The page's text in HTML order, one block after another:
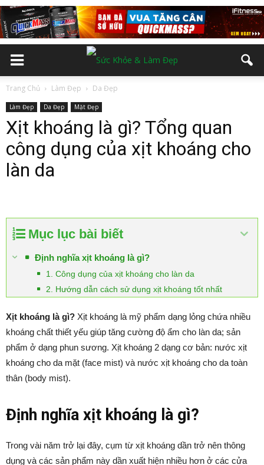
Trang Chủ Làm Đẹp Da Đẹp
Làm Đẹp Da Đẹp Mặt Đẹp
Xịt khoáng là gì? Tổng quan
công dụng của xịt khoáng cho
làn da
Mục lục bài biết
Định nghĩa xịt khoáng là gì?
1. Công dụng của xịt khoáng cho làn da
2. Hướng dẫn cách sử dụng xịt khoáng tốt nhất
Xịt khoáng là gì? Xịt khoáng là mỹ phẩm dạng lỏng chứa nhiều
khoáng chất thiết yếu giúp tăng cường độ ẩm cho làn da; sản
phẩm ở dạng phun sương. Xịt khoáng 2 dạng cơ bản: nước xịt
khoáng cho da mặt (face mist) và nước xịt khoáng cho da toàn
thân (body mist).
Định nghĩa xịt khoáng là gì?
Trong vài năm trở lại đây, cụm từ xịt khoáng dần trở nên thông
dụng và các sản phẩm này dần xuất hiện nhiều hơn ở các cửa